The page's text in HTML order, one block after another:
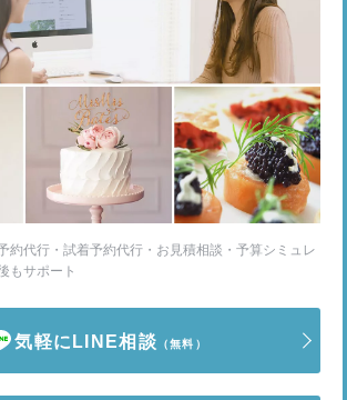
約代行・試着予約代行・お見積相談・予算シミュレ
もサポート
気軽にLINE相談 （無料）